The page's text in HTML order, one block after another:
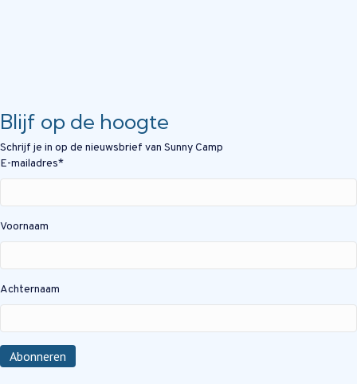
Blijf op de hoogte
Schrijf je in op de nieuwsbrief van Sunny Camp
E-mailadres*
Voornaam
Achternaam
Abonneren